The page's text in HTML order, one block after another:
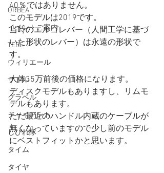
ORBEA
イベントご案内
TEBE
ウィリエール
サドル
グラベル
ジャイアント
しびれ隊
タイム
タイヤ
40％ではありません。
このモデルは2019です。
当時のエルゴレバー（人間工学に基づ
いた形状のレバー）は永遠の形状で
す。
大体35万前後の価格になります。
ディスクモデルもありますし、リムモ
デルもあります。
ただ最近のハンドル内蔵のケーブルが
無くなっていますので少し前のモデル
にベストフィットかと思います。